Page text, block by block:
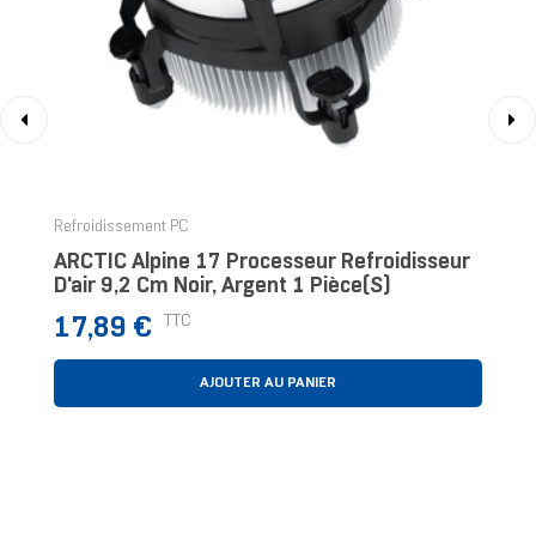
Refroidissement PC
ARCTIC Alpine 17 Processeur Refroidisseur
D'air 9,2 Cm Noir, Argent 1 Pièce(s)
Prix
17,89 € TTC
AJOUTER AU PANIER